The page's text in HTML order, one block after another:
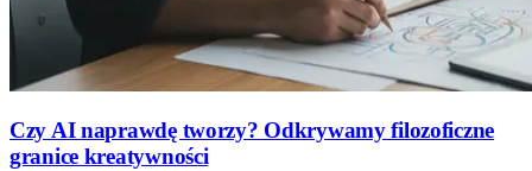
Czy AI naprawdę tworzy? Odkrywamy filozoficzne
granice kreatywności